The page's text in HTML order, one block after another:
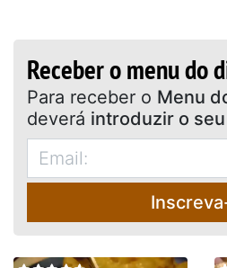
Receber o menu do
Para receber o Menu
deverá introduzir o